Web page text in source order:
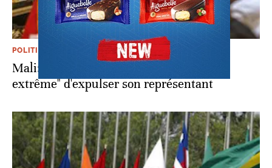
POLITIQUE
Mali: la CEDEAO regrette la "décision
extrême" d'expulser son représentant